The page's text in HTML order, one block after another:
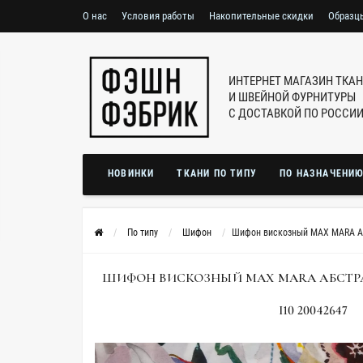
О нас Условия работы Накопительные скидки
ИНТЕРНЕТ МАГАЗИН
И ШВЕЙНОЙ ФУРНИТУРЫ
С ДОСТАВКОЙ ПО РОССИИ
НОВИНКИ ТКАНИ ПО ТИПУ ПО
По типу Шифон Шифон вискозный MAX MARA
ШИФОН ВИСКОЗНЫЙ MAX MARA
I10 20042647